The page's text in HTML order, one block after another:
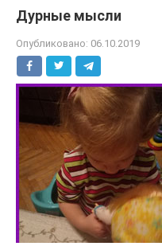
Дурные мысли
Опубликовано: 06.10.2019